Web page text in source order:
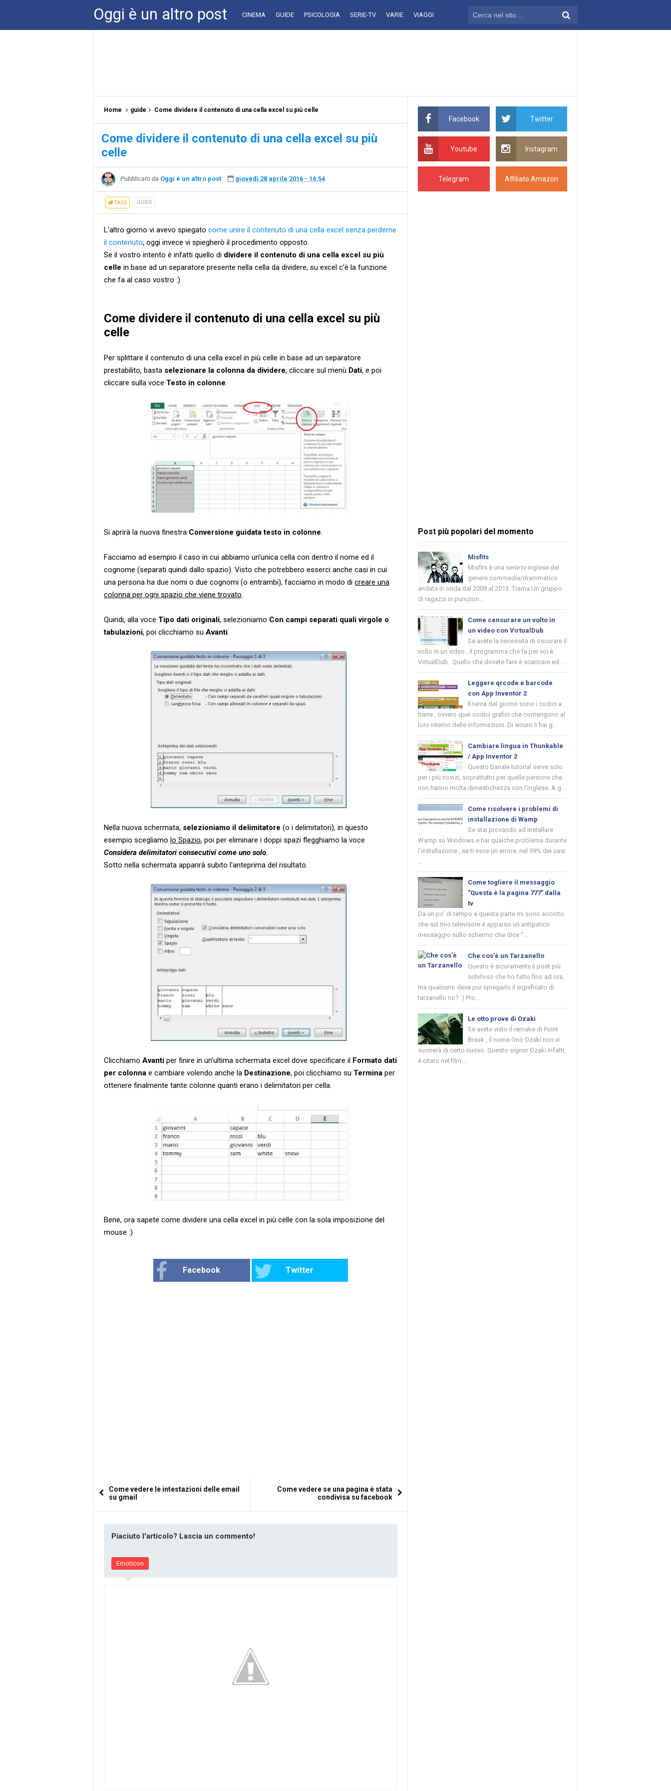
Oggi è un altro post CINEMA GUIDE PSICOLOGIA SERIE-TV VARIE VIAGGI
Home guide Come dividere il contenuto di una cella excel su più celle
Come dividere il contenuto di una cella excel su più
celle
Pubblicato da Oggi è un altro post giovedì 28 aprile 2016 - 16:54
TAGS GUIDE
L'altro giorno vi avevo spiegato come unire il contenuto di una cella excel senza perderne
il contenuto, oggi invece vi spiegherò il procedimento opposto.
Se il vostro intento è infatti quello di dividere il contenuto di una cella excel su più
celle in base ad un separatore presente nella cella da dividere, su excel c'è la funzione
che fa al caso vostro :)
Come dividere il contenuto di una cella excel su più
celle
Per splittare il contenuto di una cella excel in più celle in base ad un separatore
prestabilito, basta selezionare la colonna da dividere, cliccare sul menù Dati, e poi
cliccare sulla voce Testo in colonne.
Si aprirà la nuova finestra Conversione guidata testo in colonne.
Facciamo ad esempio il caso in cui abbiamo un'unica cella con dentro il nome ed il
cognome (separati quindi dallo spazio). Visto che potrebbero esserci anche casi in cui
una persona ha due nomi o due cognomi (o entrambi), facciamo in modo di creare una
colonna per ogni spazio che viene trovato.
Quindi, alla voce Tipo dati originali, selezioniamo Con campi separati quali virgole o
tabulazioni, poi clicchiamo su Avanti.
Nella nuova schermata, selezioniamo il delimitatore (o i delimitatori), in questo
esempio scegliamo lo Spazio, poi per eliminare i doppi spazi flegghiamo la voce
Considera delimitatori consecutivi come uno solo.
Sotto nella schermata apparirà subito l'anteprima del risultato.
Clicchiamo Avanti per finire in un'ultima schermata excel dove specificare il Formato dati
per colonna e cambiare volendo anche la Destinazione, poi clicchiamo su Termina per
ottenere finalmente tante colonne quanti erano i delimitatori per cella.
Bene, ora sapete come dividere una cella excel in più celle con la sola imposizione del
mouse :)
Facebook Twitter
Come vedere le intestazioni delle email
su gmail
Come vedere se una pagina è stata
condivisa su facebook
Piaciuto l'articolo? Lascia un commento!
Emoticon
Facebook Twitter
Youtube Instagram
Telegram Affiliato Amazon
Post più popolari del momento
Misfits
Misfits è una serie tv inglese del
genere commedia/drammatico
andata in onda dal 2009 al 2013. Trama Un gruppo
di ragazzi in punizion...
Come censurare un volto in
un video con VirtualDub
Se avete la necessità di oscurare il
volto in un video , il programma che fa per voi è
VirtualDub . Quello che dovete fare è scaricare ed ...
Leggere qrcode e barcode
con App Inventor 2
Il tema del giorno sono i codici a
barre , ovvero quei codici grafici che contengono al
loro interno delle informazioni. Di sicuro li hai g...
Cambiare lingua in Thunkable
/ App Inventor 2
Questo banale tutorial serve solo
per i più novizi, soprattutto per quelle persone che
non hanno molta dimestichezza con l'inglese. A g...
Come risolvere i problemi di
installazione di Wamp
Se stai provando ad installare
Wamp su Windows e hai qualche problema durante
l'installazione , se ti esce un errore, nel 99% dei casi
...
Come togliere il messaggio
"Questa è la pagina 777" dalla
tv
Da un po' di tempo a questa parte mi sono accorto
che sul mio televisore è apparso un antipatico
messaggio sullo schermo che dice "...
Che cos'è un Tarzanello
Questo è sicuramente il post più
schifoso che ho fatto fino ad ora,
ma qualcuno deve pur spiegarlo il significato di
tarzanello no? :) Pro...
Le otto prove di Ozaki
Se avete visto il remake di Point
Break , il nome Ono Ozaki non vi
suonerà di certo nuovo. Questo signor Ozaki infatti,
è citato nel film ...